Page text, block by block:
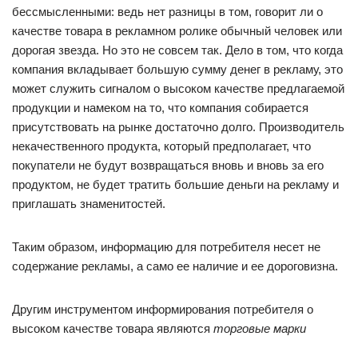
бессмысленными: ведь нет разницы в том, говорит ли о
качестве товара в рекламном ролике обычный человек или
дорогая звезда. Но это не совсем так. Дело в том, что когда
компания вкладывает большую сумму денег в рекламу, это
может служить сигналом о высоком качестве предлагаемой
продукции и намеком на то, что компания собирается
присутствовать на рынке достаточно долго. Производитель
некачественного продукта, который предполагает, что
покупатели не будут возвращаться вновь и вновь за его
продуктом, не будет тратить большие деньги на рекламу и
приглашать знаменитостей.
Таким образом, информацию для потребителя несет не
содержание рекламы, а само ее наличие и ее дороговизна.
Другим инструментом информирования потребителя о
высоком качестве товара являются торговые марки